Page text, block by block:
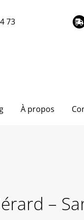
73
À propos
–